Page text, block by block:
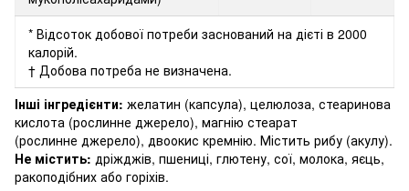
* Відсоток добової потреби заснований на дієті в 2000
калорій.
† Добова потреба не визначена.
Інші інгредієнти: желатин (капсула), целюлоза, стеаринова
кислота (рослинне джерело), магнію стеарат
(рослинне джерело), двоокис кремнію. Містить рибу (акулу).
Не містить: дріжджів, пшениці, глютену, сої, молока, яєць,
ракоподібних або горіхів.